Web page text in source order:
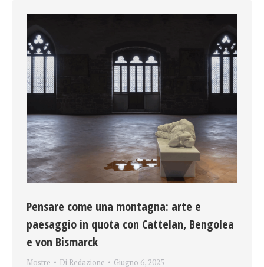
Pensare come una montagna: arte e
paesaggio in quota con Cattelan, Bengolea
e von Bismarck
Mostre Di Redazione Giugno 6, 2025